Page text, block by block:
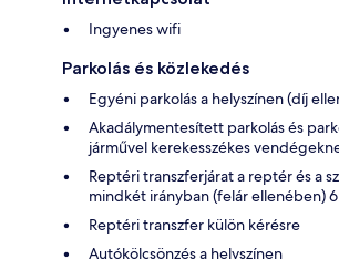
Ingyenes wifi
Parkolás és közlekedés
Egyéni parkolás a helyszínen (díj
Akadálymentesített parkolás és
járművel kerekesszékes
Reptéri transzferjárat a reptér és a
mindkét irányban (felár ellenében)
Reptéri transzfer külön kérésre
Autókölcsönzés a helyszínen